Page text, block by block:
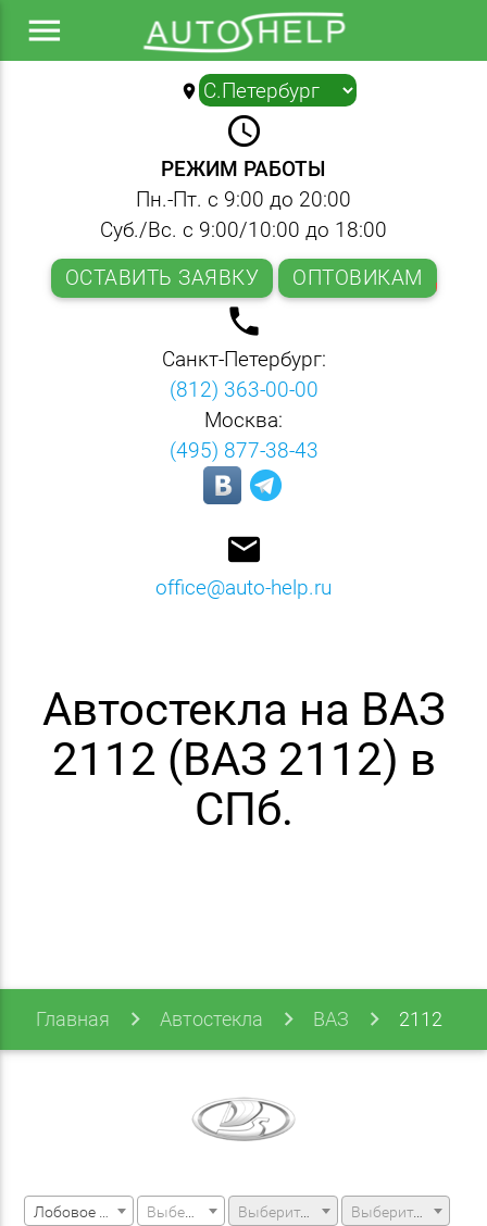
menu
location_on ▼
query_builder
РЕЖИМ РАБОТЫ
Пн.-Пт. с 9:00 до 20:00
Суб./Вс. с 9:00/10:00 до 18:00
ОСТАВИТЬ ЗАЯВКУ
ОПТОВИКАМ
local_phone
Санкт-Петербург:
(812) 363-00-00
Москва:
(495) 877-38-43
email
office@auto-help.ru
Автостекла на ВАЗ
2112 (ВАЗ 2112) в
СПб.
Главная Автостекла ВАЗ 2112
Выберите модель машины Выберите модификацию